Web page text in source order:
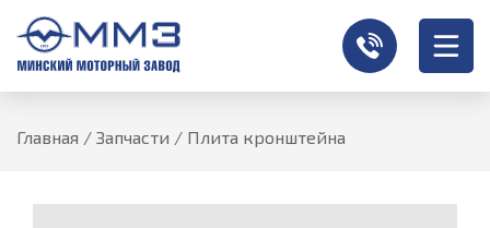
Главная / Запчасти / Плита кронштейна